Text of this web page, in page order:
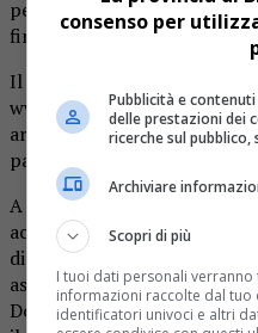
petizione, che sarà
fine marcia.
Il programma completo
www.localmarchforgaza.it,
arricchisce di momenti di
paesi attraversati.
A Donato venerdì l’intera
accogliere i marciatori e
di ristoro e riflessione. La
associazioni del paese
Donatese, il Gs Donato,
consenso per
Pubblicità e
delle prestazioni dei
ricerche sul pubblico,
Archiviare
Scopri di più
I tuoi dati personali
informazioni raccolte dal
identificatori univoci e altri